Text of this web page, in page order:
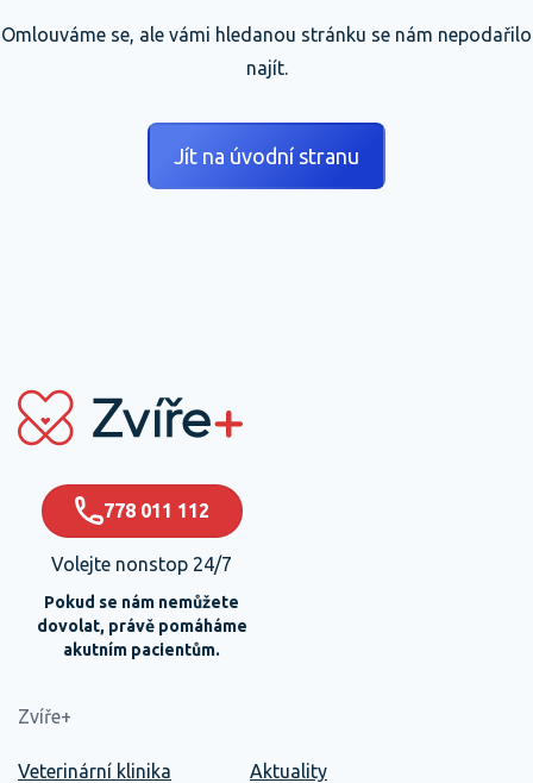
Omlouváme se, ale vámi hledanou stránku se nám nepodařilo
najít.
Jít na úvodní stranu
778 011 112
Volejte nonstop 24/7
Pokud se nám nemůžete
dovolat, právě pomáháme
akutním pacientům.
Zvíře+
Veterinární klinika
Aktuality